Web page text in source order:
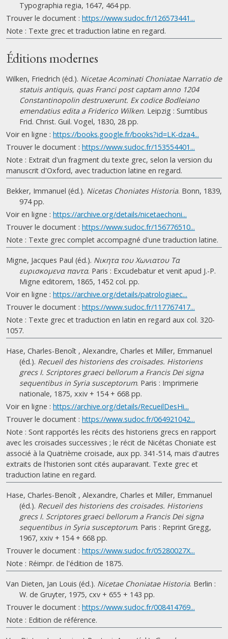
Typographia regia, 1647, 464 pp.
Trouver le document : https://www.sudoc.fr/126573441...
Note : Texte grec et traduction latine en regard.
Éditions modernes
Wilken, Friedrich (éd.). Nicetae Acominati Choniatae Narratio de
statuis antiquis, quas Franci post captam anno 1204
Constantinopolin destruxerunt. Ex codice Bodleiano
emendatius edita a Friderico Wilken. Leipzig : Sumtibus
Frid. Christ. Guil. Vogel, 1830, 28 pp.
Voir en ligne : https://books.google.fr/books?id=LK-dza4...
Trouver le document : https://www.sudoc.fr/153554401...
Note : Extrait d'un fragment du texte grec, selon la version du
manuscrit d'Oxford, avec traduction latine en regard.
Bekker, Immanuel (éd.). Nicetas Choniates Historia. Bonn, 1839,
974 pp.
Voir en ligne : https://archive.org/details/nicetaechoni...
Trouver le document : https://www.sudoc.fr/156776510...
Note : Texte grec complet accompagné d'une traduction latine.
Migne, Jacques Paul (éd.). Νικητα του Χωνιατου Τα
ευρισκομενα παντα. Paris : Excudebatur et venit apud J.-P.
Migne editorem, 1865, 1452 col. pp.
Voir en ligne : https://archive.org/details/patrologiaec...
Trouver le document : https://www.sudoc.fr/117767417...
Note : Texte grec et traduction en latin en regard aux col. 320-
1057.
Hase, Charles-Benoît , Alexandre, Charles et Miller, Emmanuel
(éd.). Recueil des historiens des croisades. Historiens
grecs I. Scriptores graeci bellorum a Francis Dei signa
sequentibus in Syria susceptorum. Paris : Imprimerie
nationale, 1875, xxiv + 154 + 668 pp.
Voir en ligne : https://archive.org/details/RecueilDesHi...
Trouver le document : https://www.sudoc.fr/064921042...
Note : Sont rapportés les récits des historiens grecs en rapport
avec les croisades successives ; le récit de Nicétas Choniate est
associé à la Quatrième croisade, aux pp. 341-514, mais d'autres
extraits de l'historien sont cités auparavant. Texte grec et
traduction latine en regard.
Hase, Charles-Benoît , Alexandre, Charles et Miller, Emmanuel
(éd.). Recueil des historiens des croisades. Historiens
grecs I. Scriptores graeci bellorum a Francis Dei signa
sequentibus in Syria susceptorum. Paris : Reprint Gregg,
1967, xxiv + 154 + 668 pp.
Trouver le document : https://www.sudoc.fr/05280027X...
Note : Réimpr. de l'édition de 1875.
Van Dieten, Jan Louis (éd.). Nicetae Choniatae Historia. Berlin :
W. de Gruyter, 1975, cxv + 655 + 143 pp.
Trouver le document : https://www.sudoc.fr/008414769...
Note : Edition de référence.